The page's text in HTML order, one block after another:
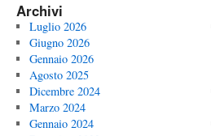
Archivi
Luglio 2026
Giugno 2026
Gennaio 2026
Agosto 2025
Dicembre 2024
Marzo 2024
Gennaio 2024